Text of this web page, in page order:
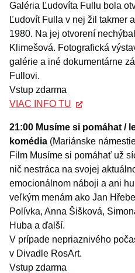
Galéria Ľudovíta Fullu bola
Ľudovít Fulla v nej žil takmer
1980. Na jej otvorení
Klimešová. Fotografická
galérie a iné dokumentárne
Fullovi.
Vstup zdarma
VIAC INFO TU
21:00 Musíme si pomáhat /
komédia (Mariánske
Film Musíme si pomáhať už
nič nestráca na svojej
emocionálnom náboji a ani
veľkým menám ako Jan
Polívka, Anna Šišková,
Huba a ďalší.
V prípade nepriaznivého
v Divadle RosArt.
Vstup zdarma